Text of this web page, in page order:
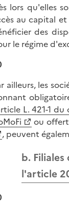
lors qu'elles
au capital
des
le régime
ailleurs, les
L. 421-1
ou
, peuvent
b.
l'article